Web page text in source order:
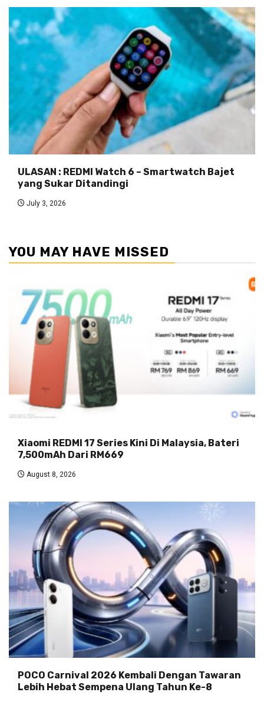
ULASAN : REDMI Watch 6 – Smartwatch Bajet
yang Sukar Ditandingi
July 3, 2026
YOU MAY HAVE MISSED
Xiaomi REDMI 17 Series Kini Di Malaysia, Bateri
7,500mAh Dari RM669
August 8, 2026
POCO Carnival 2026 Kembali Dengan Tawaran
Lebih Hebat Sempena Ulang Tahun Ke-8